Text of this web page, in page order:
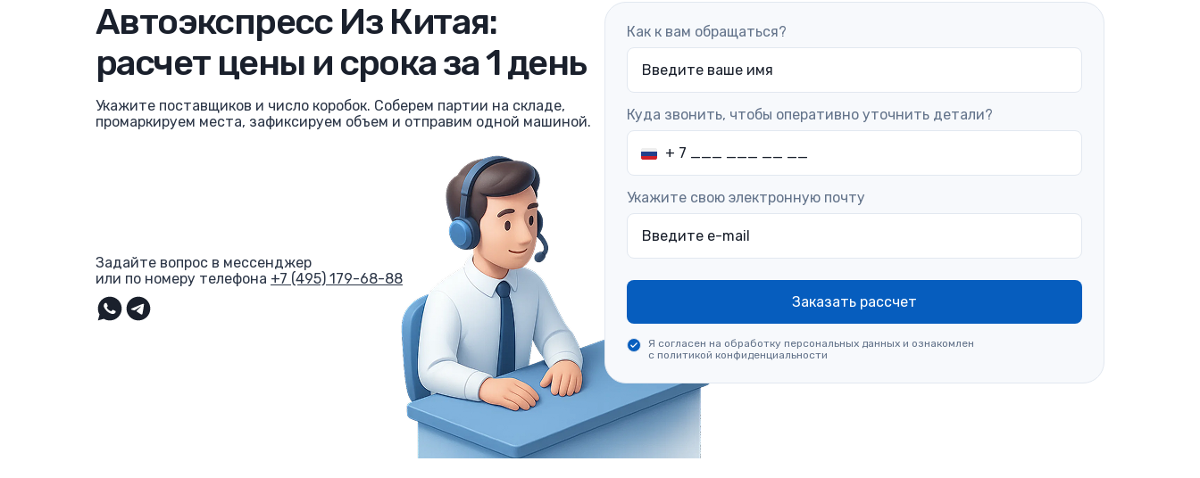
Автоэкспресс Из Китая:
расчет цены и срока за 1 день
Укажите поставщиков и число коробок. Соберем партии на складе,
промаркируем места, зафиксируем объем и отправим одной машиной.
Задайте вопрос в мессенджер
или по номеру телефона +7 (495) 179-68-88
Как к вам обращаться?
Куда звонить, чтобы оперативно уточнить детали?
Укажите свою электронную почту
Заказать рассчет
Я согласен на обработку персональных данных и ознакомлен
с политикой конфиденциальности